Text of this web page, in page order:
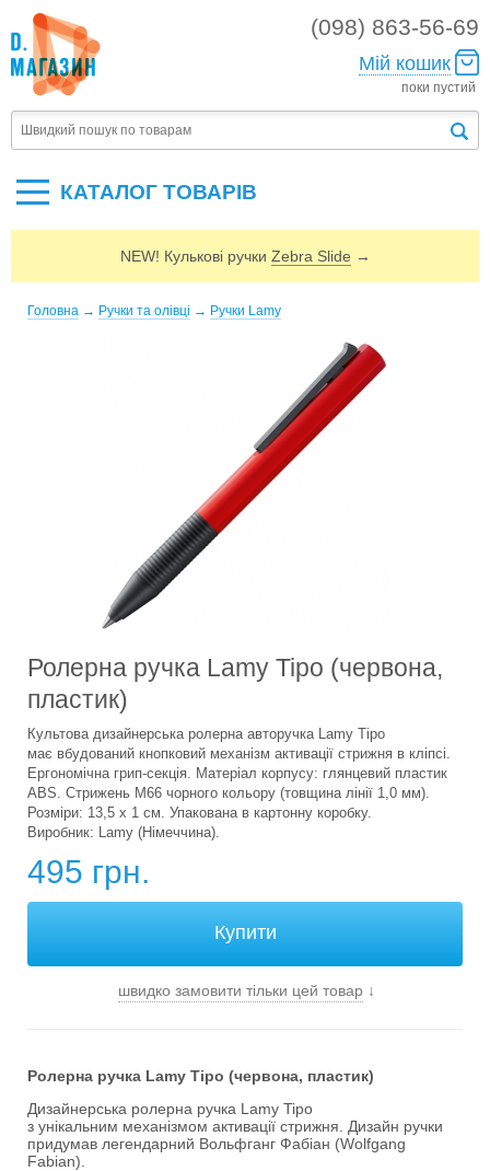
(098) 863-56-69
Мій кошик
поки пустий
КАТАЛОГ ТОВАРIВ
NEW! Кулькові ручки Zebra Slide →
Головна → Ручки та олівці → Ручки Lamy
Ролерна ручка Lamy Tipo (червона,
пластик)
Культова дизайнерська ролерна авторучка Lamy Tipo
має вбудований кнопковий механізм активації стрижня в кліпсі.
Ергономічна грип-секція. Матеріал корпусу: глянцевий пластик
ABS. Стрижень M66 чорного кольору (товщина лінії 1,0 мм).
Розміри: 13,5 х 1 см. Упакована в картонну коробку.
Виробник: Lamy (Німеччина).
495 грн.
швидко замовити тільки цей товар↓
Ролерна ручка Lamy Tipo (червона, пластик)
Дизайнерська ролерна ручка Lamy Tipo
з унікальним механізмом активації стрижня. Дизайн ручки
придумав легендарний Вольфганг Фабіан (Wolfgang
Fabian).